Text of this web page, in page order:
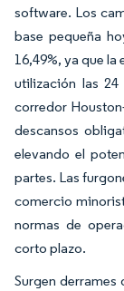
software. Los
base pequeña
16,49%, ya que
utilización las
corredor
descansos
elevando el
partes. Las
comercio
normas de
corto plazo.
Surgen